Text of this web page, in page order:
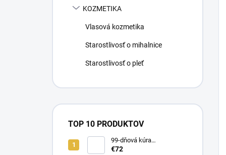
KOZMETIKA
Vlasová kozmetika
Starostlivosť o mihalnice
Starostlivosť o pleť
TOP 10 PRODUKTOV
99-dňová kúra
KolagenDrink FLEXIREP
€72